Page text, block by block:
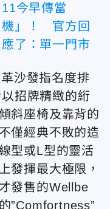
11今早傳當
機」！ 官方回
應了：單一門市
沙發指名度排
招牌精緻的絎
斜座椅及靠背的
僅經典不敗的造
型或L型的靈活
發揮最大極限，
發售的Wellbe
”Comfortness”